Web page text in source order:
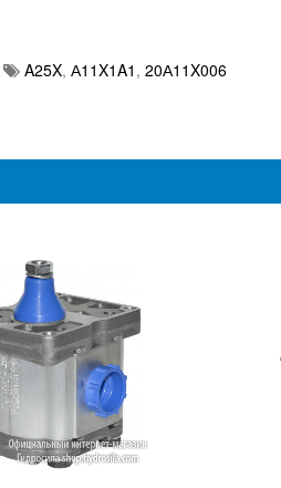
A25X, А11X1A1 , 20А11X006